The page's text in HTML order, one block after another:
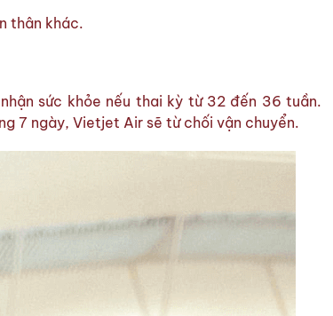
thân khác.
sức khỏe nếu thai kỳ từ 32 đến 36 tuần.
7 ngày, Vietjet Air sẽ từ chối vận chuyển.